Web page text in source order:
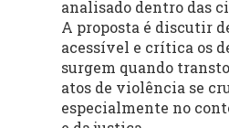
analisado dentro das
A proposta é discutir
acessível e crítica os
surgem quando
atos de violência se
especialmente no